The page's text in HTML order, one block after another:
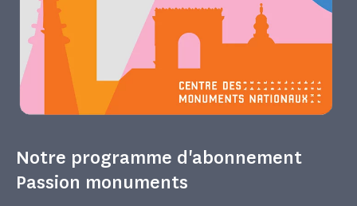
Notre programme d'abonnement
Passion monuments